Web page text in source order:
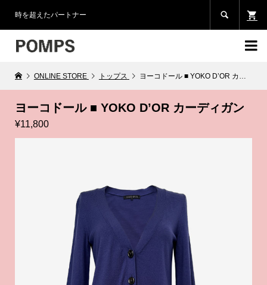
時を超えたパートナー 

ONLINE STORE トップス ヨーコドール ■ YOKO D’OR カーディガン
ヨーコドール ■ YOKO D’OR カーディガン
¥11,800